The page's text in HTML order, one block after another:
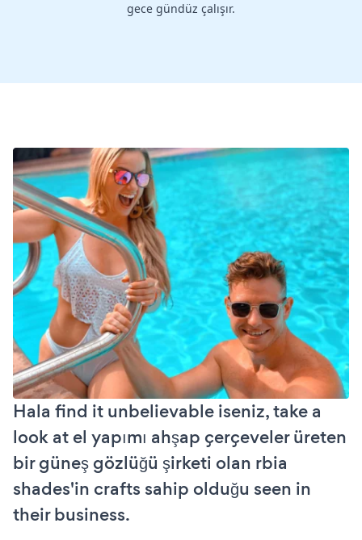
gece gündüz çalışır.
Hala find it unbelievable iseniz, take a
look at el yapımı ahşap çerçeveler üreten
bir güneş gözlüğü şirketi olan rbia
shades'in crafts sahip olduğu seen in
their business.